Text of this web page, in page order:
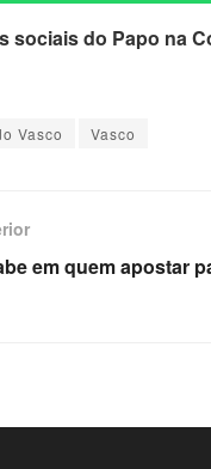
sociais do Papo na
Vasco Vasco
em quem apostar